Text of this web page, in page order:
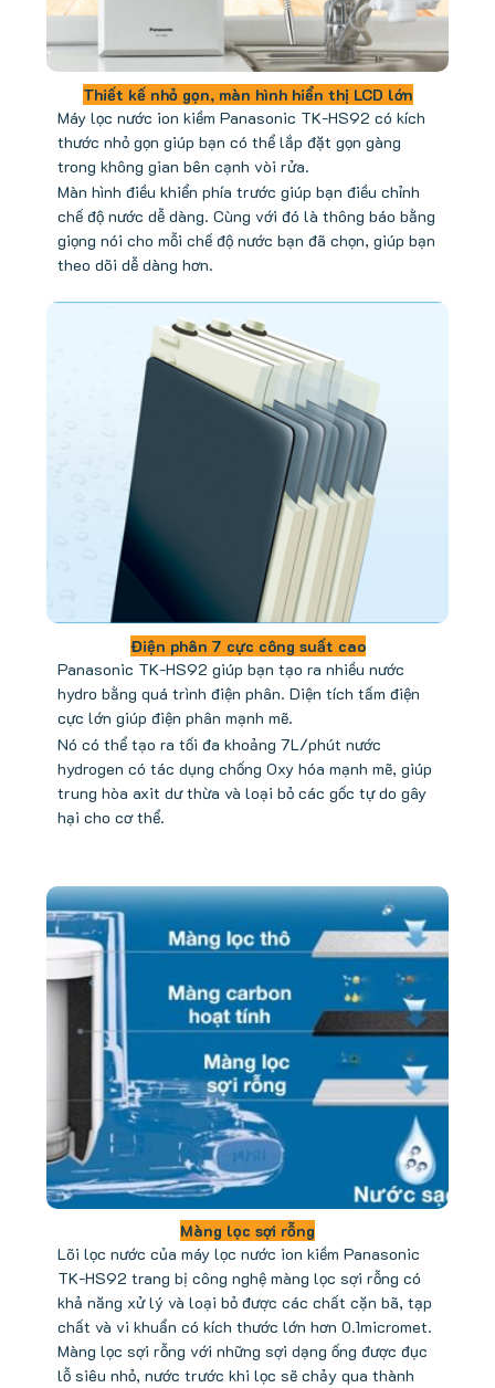
Thiết kế nhỏ gọn, màn hình hiển thị LCD lớn
Máy lọc nước ion kiềm Panasonic TK-HS92 có kích
thước nhỏ gọn giúp bạn có thể lắp đặt gọn gàng
trong không gian bên cạnh vòi rửa.
Màn hình điều khiển phía trước giúp bạn điều chỉnh
chế độ nước dễ dàng. Cùng với đó là thông báo bằng
giọng nói cho mỗi chế độ nước bạn đã chọn, giúp bạn
theo dõi dễ dàng hơn.
Điện phân 7 cực công suất cao
Panasonic TK-HS92 giúp bạn tạo ra nhiều nước
hydro bằng quá trình điện phân. Diện tích tấm điện
cực lớn giúp điện phân mạnh mẽ.
Nó có thể tạo ra tối đa khoảng 7L/phút nước
hydrogen có tác dụng chống Oxy hóa mạnh mẽ, giúp
trung hòa axit dư thừa và loại bỏ các gốc tự do gây
hại cho cơ thể.
Màng lọc sợi rỗng
Lõi lọc nước của máy lọc nước ion kiềm Panasonic
TK-HS92 trang bị công nghệ màng lọc sợi rỗng có
khả năng xử lý và loại bỏ được các chất cặn bã, tạp
chất và vi khuẩn có kích thước lớn hơn 0.1micromet.
Màng lọc sợi rỗng với những sợi dạng ống được đục
lỗ siêu nhỏ, nước trước khi lọc sẽ chảy qua thành